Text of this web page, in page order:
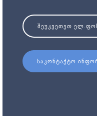
ᲨᲔᲣᲙᲕᲔᲗᲔᲗ
ᲡᲐᲙᲝᲜᲢᲐᲥᲢᲝ